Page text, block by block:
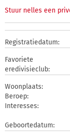
Stuur nelles een
Registratiedatum:
Favoriete
eredivisieclub:
Woonplaats:
Beroep:
Interesses:
Geboortedatum: